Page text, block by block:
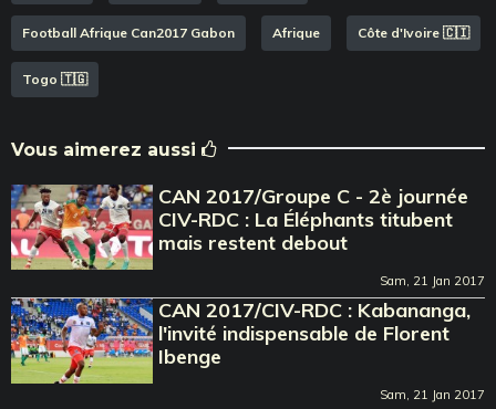
Football Afrique Can2017 Gabon Afrique Côte d'Ivoire 🇨🇮
Togo 🇹🇬
Vous aimerez aussi
CAN 2017/Groupe C - 2è journée
CIV-RDC : La Éléphants titubent
mais restent debout
Sam, 21 Jan 2017
CAN 2017/CIV-RDC : Kabananga,
l'invité indispensable de Florent
Ibenge
Sam, 21 Jan 2017